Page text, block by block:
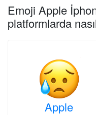
Emoji Apple
platformlarda
Apple